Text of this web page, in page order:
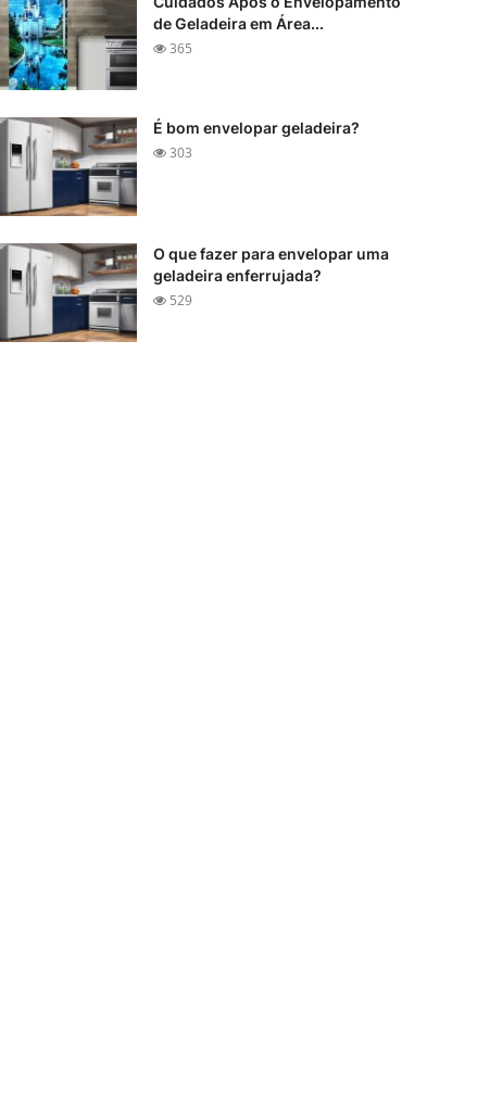
de Geladeira em Área...
365
É bom envelopar geladeira?
303
O que fazer para envelopar uma
geladeira enferrujada?
529